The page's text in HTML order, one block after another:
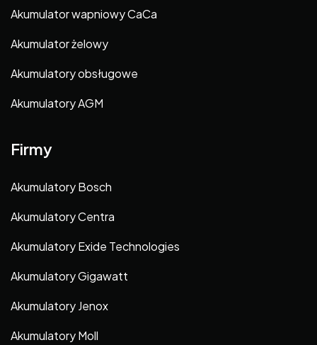
Akumulator wapniowy CaCa
Akumulator żelowy
Akumulatory obsługowe
Akumulatory AGM
Firmy
Akumulatory Bosch
Akumulatory Centra
Akumulatory Exide Technologies
Akumulatory Gigawatt
Akumulatory Jenox
Akumulatory Moll